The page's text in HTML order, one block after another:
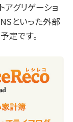
グリゲーショ
といった外部
定です。